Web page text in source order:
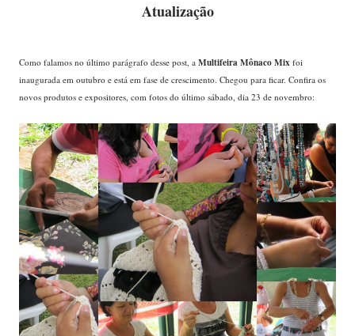
Atualização
Como falamos no último parágrafo desse post, a Multifeira Mônaco Mix foi
inaugurada em outubro e está em fase de crescimento. Chegou para ficar. Confira os
novos produtos e expositores, com fotos do último sábado, dia 23 de novembro: